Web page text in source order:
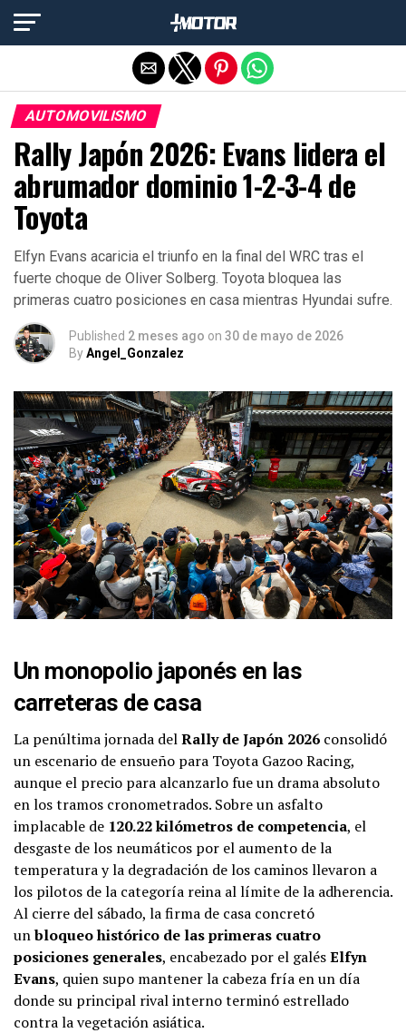
AUTOMOVILISMO
Rally Japón 2026: Evans lidera el
abrumador dominio 1-2-3-4 de
Toyota
Elfyn Evans acaricia el triunfo en la final del WRC tras el
fuerte choque de Oliver Solberg. Toyota bloquea las
primeras cuatro posiciones en casa mientras Hyundai sufre.
Published 2 meses ago on 30 de mayo de 2026
ByAngel_Gonzalez
Un monopolio japonés en las
carreteras de casa
La penúltima jornada delRally de Japón 2026 consolidó
un escenario de ensueño para Toyota Gazoo Racing,
aunque el precio para alcanzarlo fue un drama absoluto
en los tramos cronometrados. Sobre un asfalto
implacable de 120.22 kilómetros de competencia, el
desgaste de los neumáticos por el aumento de la
temperatura y la degradación de los caminos llevaron a
los pilotos de la categoría reina al límite de la adherencia.
Al cierre del sábado, la firma de casa concretó
unbloqueo histórico de las primeras cuatro
posiciones generales, encabezado por el galésElfyn
Evans, quien supo mantener la cabeza fría en un día
donde su principal rival interno terminó estrellado
contra la vegetación asiática.
Salir de la versión móvil